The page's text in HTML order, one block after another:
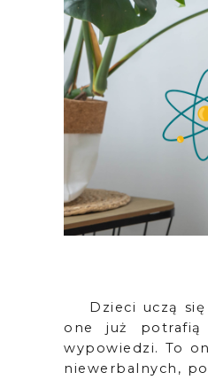
Dzieci uczą
onejuż
wypowiedzi. To
niewerbalnych,